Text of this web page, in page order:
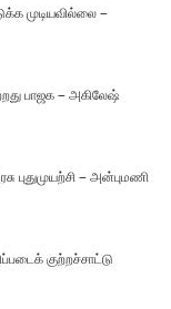
முடியவில்லை –
பாஜக – அகிலேஷ்
புதுமுயற்சி – அன்புமணி
குற்றச்சாட்டு